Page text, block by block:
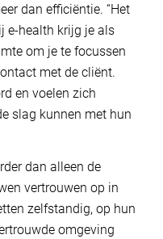
dan efficiëntie. “Het
e-health krijg je als
om je te focussen
met de cliënt.
en voelen zich
slag kunnen met hun
dan alleen de
vertrouwen op in
zelfstandig, op hun
omgeving